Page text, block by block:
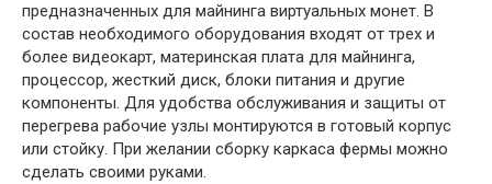
предназначенных для майнинга виртуальных монет. В
состав необходимого оборудования входят от трех и
более видеокарт, материнская плата для майнинга,
процессор, жесткий диск, блоки питания и другие
компоненты. Для удобства обслуживания и защиты от
перегрева рабочие узлы монтируются в готовый корпус
или стойку. При желании сборку каркаса фермы можно
сделать своими руками.